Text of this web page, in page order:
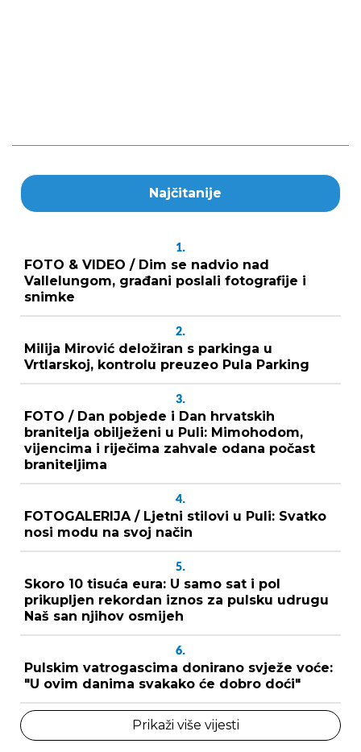
Najčitanije
1.
FOTO & VIDEO / Dim se nadvio nad
Vallelungom, građani poslali fotografije i
snimke
2.
Milija Mirović deložiran s parkinga u
Vrtlarskoj, kontrolu preuzeo Pula Parking
3.
FOTO / Dan pobjede i Dan hrvatskih
branitelja obilježeni u Puli: Mimohodom,
vijencima i riječima zahvale odana počast
braniteljima
4.
FOTOGALERIJA / Ljetni stilovi u Puli: Svatko
nosi modu na svoj način
5.
Skoro 10 tisuća eura: U samo sat i pol
prikupljen rekordan iznos za pulsku udrugu
Naš san njihov osmijeh
6.
Pulskim vatrogascima donirano svježe voće:
"U ovim danima svakako će dobro doći"
Prikaži više vijesti